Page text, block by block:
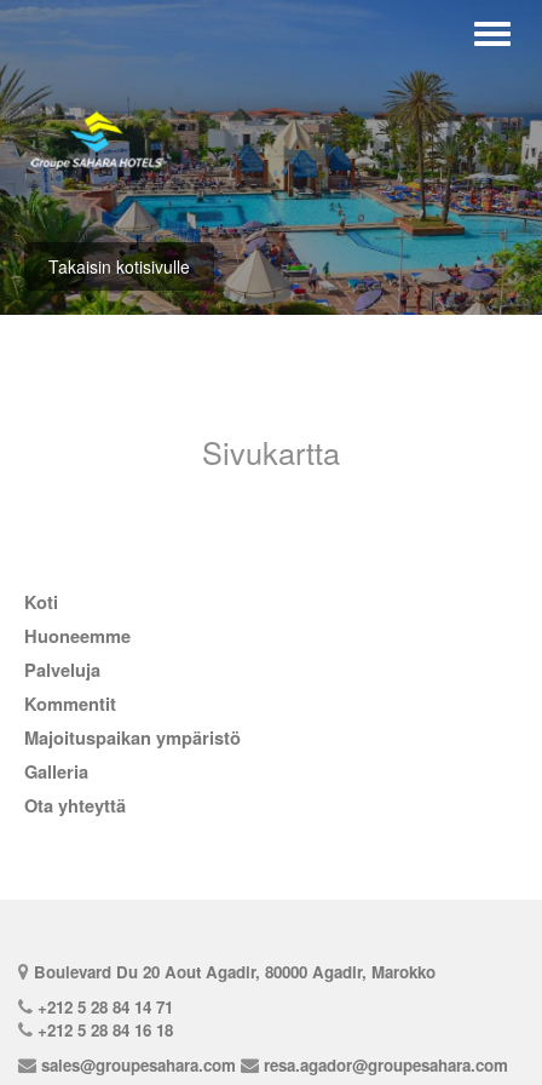
Takaisin kotisivulle
Sivukartta
Koti
Huoneemme
Palveluja
kommentit
Majoituspaikan ympäristö
Galleria
Ota yhteyttä
Boulevard Du 20 Aout Agadir, 80000 Agadir, Marokko
+212 5 28 84 14 71
+212 5 28 84 16 18
sales@groupesahara.com
resa.agador@groupesahara.com